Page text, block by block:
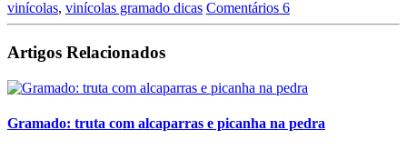
vinícolas, vinícolas gramado dicas Comentários 6
Artigos Relacionados
Gramado: truta com alcaparras e picanha na pedra